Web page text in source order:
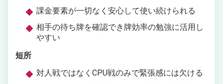
課金要素が一切なく安心して使い続けられる
相手の待ち牌を確認でき牌効率の勉強に活用し
やすい
短所
対人戦ではなくCPU戦のみで緊張感には欠ける